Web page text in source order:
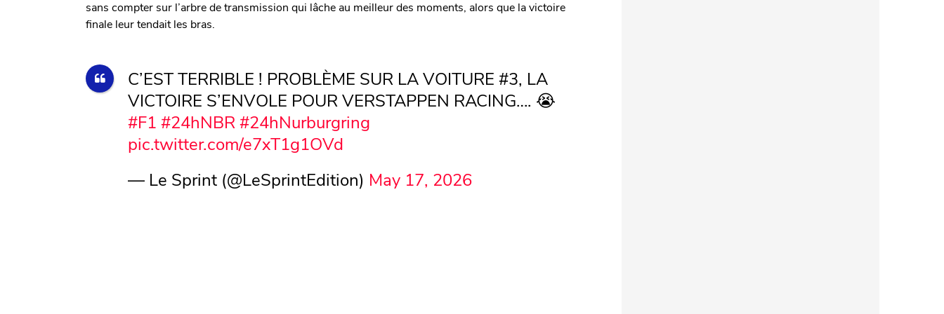
sans compter sur l’arbre de transmission qui lâche au meilleur des moments, alors que la victoire
finale leur tendait les bras.
C’EST TERRIBLE ! PROBLÈME SUR LA VOITURE #3, LA
VICTOIRE S’ENVOLE POUR VERSTAPPEN RACING…. 😭
#F1 #24hNBR #24hNurburgring
pic.twitter.com/e7xT1g1OVd
— Le Sprint (@LeSprintEdition) May 17, 2026